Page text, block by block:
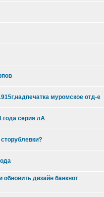
муромское отд-е
года серия лА
дизайн банкнот